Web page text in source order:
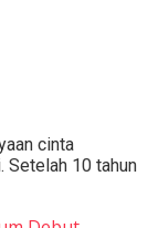
cinta
Setelah 10 tahun